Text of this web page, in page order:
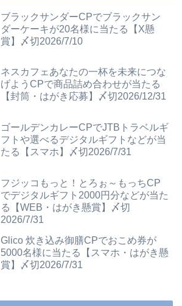
ブラックサンダーCPでブラックサン
ダーケーキが20名様に当たる【X懸
賞】〆切2026/7/10
ネスカフェあなたの一杯を未来につな
げようCPで商品詰め合わせが当たる
【封筒・はがき応募】〆切2026/12/31
ゴールデンカレーCPでJTBトラベルギ
フトや選べるデジタルギフトなどが当
たる【スマホ】〆切2026/7/31
フジッコもっと！とろぉ～もっちCP
でデジタルギフト2000円分などが当た
る【WEB・はがき懸賞】〆切
2026/7/31
Glico 炊き込み御膳CPでおこめ券が
5000名様に当たる【スマホ・はがき懸
賞】〆切2026/7/31